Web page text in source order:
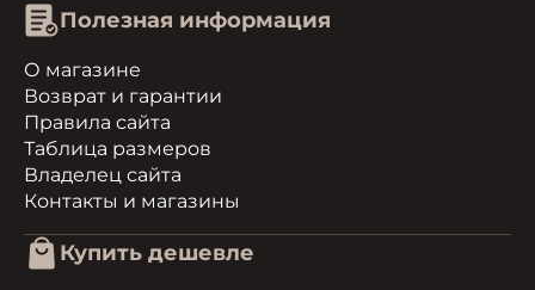
Полезная информация
О магазине
Возврат и гарантии
Правила сайта
Таблица размеров
Владелец сайта
Контакты и магазины
Купить дешевле